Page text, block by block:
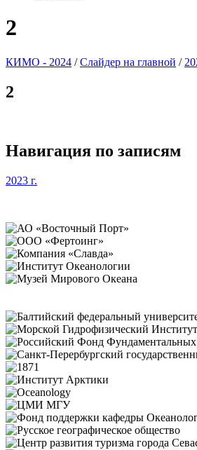
2
КИМО - 2024 /Слайдер на главной /
2
Навигация по записям
2023 г.